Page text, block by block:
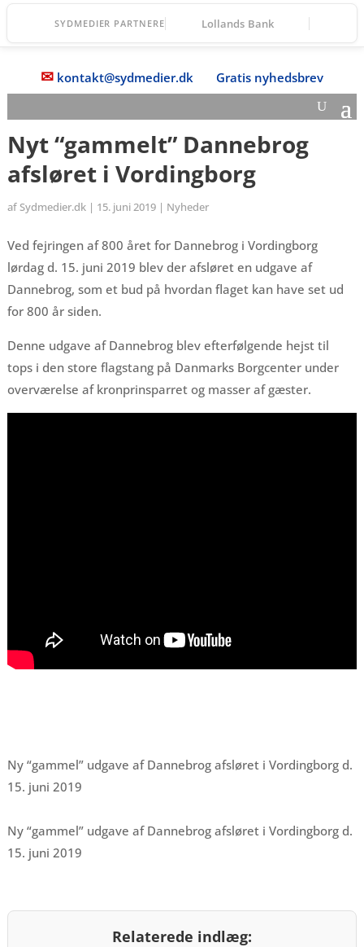
SYDMEDIER PARTNERE Lollands Bank
✉ kontakt@sydmedier.dk Gratis nyhedsbrev
Nyt “gammelt” Dannebrog
afsløret i Vordingborg
af Sydmedier.dk| 15. juni 2019| Nyheder
Ved fejringen af 800 året for Dannebrog i Vordingborg
lørdag d. 15. juni 2019 blev der afsløret en udgave af
Dannebrog, som et bud på hvordan flaget kan have set ud
for 800 år siden.
Denne udgave af Dannebrog blev efterfølgende hejst til
tops i den store flagstang på Danmarks Borgcenter under
overværelse af kronprinsparret og masser af gæster.
Ny “gammel” udgave af Dannebrog afsløret i Vordingborg d.
15. juni 2019
Ny “gammel” udgave af Dannebrog afsløret i Vordingborg d.
15. juni 2019
Relaterede indlæg: